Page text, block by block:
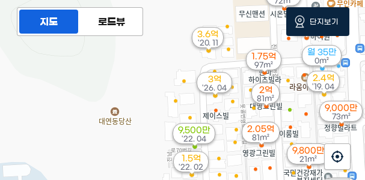
9,800만
21m²
3억
'26. 04
월 35만
0m²
1.75억
65m²
2.05억
81m²
9,000만
73m²
2억
81m²
9,500만
'22. 04
1.5억
'22. 02
3.6억
'20. 11
1.75억
97m²
2.4억
'19. 04
지도 로드뷰 단지보기